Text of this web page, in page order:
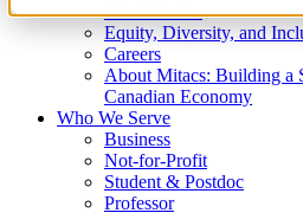
What We Do
Equity, Diversity, and
Careers
About Mitacs: Building a
Canadian Economy
Who We Serve
Business
Not-for-Profit
Student & Postdoc
Professor